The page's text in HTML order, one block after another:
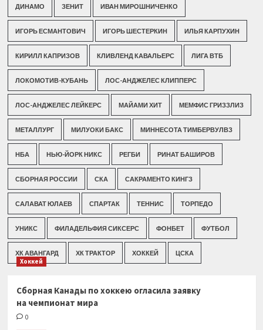
ДИНАМО ЗЕНИТ ИВАН МИРОШНИЧЕНКО
ИГОРЬ ЕСМАНТОВИЧ ИГОРЬ ШЕСТЕРКИН ИЛЬЯ КАРПУХИН
КИРИЛЛ КАПРИЗОВ КЛИВЛЕНД КАВАЛЬЕРС ЛИГА ВТБ
ЛОКОМОТИВ-КУБАНЬ ЛОС-АНДЖЕЛЕС КЛИППЕРС
ЛОС-АНДЖЕЛЕС ЛЕЙКЕРС МАЙАМИ ХИТ МЕМФИС ГРИЗЗЛИЗ
МЕТАЛЛУРГ МИЛУОКИ БАКС МИННЕСОТА ТИМБЕРВУЛВЗ
НБА НЬЮ-ЙОРК НИКС РЕГБИ РИНАТ БАШИРОВ
СБОРНАЯ РОССИИ СКА САКРАМЕНТО КИНГЗ
САЛАВАТ ЮЛАЕВ СПАРТАК ТЕННИС ТОРПЕДО
УНИКС ФИЛАДЕЛЬФИЯ СИКСЕРС ФОНБЕТ ФУТБОЛ
ХК АВАНГАРД ХК ТРАКТОР ХОККЕЙ ЦСКА
Хоккей
Сборная Канады по хоккею огласила заявку
на чемпионат мира
0